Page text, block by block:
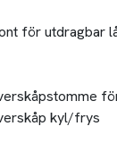
för utdragbar
kyl/frys